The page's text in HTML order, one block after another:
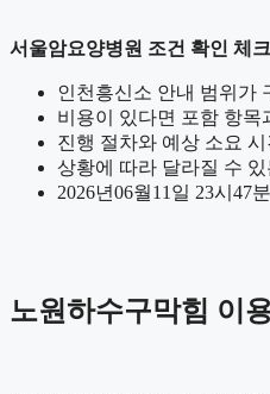
서울암요양병원 조건 확인 체
인천흥신소 안내 범위가
비용이 있다면 포함 항목
진행 절차와 예상 소요 시
상황에 따라 달라질 수
2026년06월11일 23시47
노원하수구막힘 이